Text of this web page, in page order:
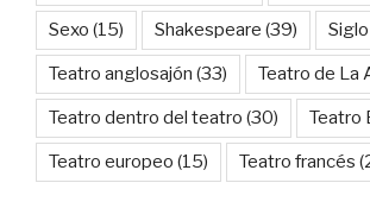
Sexo (15) Shakespeare (39)
Teatro anglosajón (33) Teatro de La
Teatro dentro del teatro (30) Teatro
Teatro europeo (15) Teatro francés